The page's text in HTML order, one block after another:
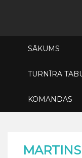
SĀKUMS
TURNĪRA
KOMANDAS